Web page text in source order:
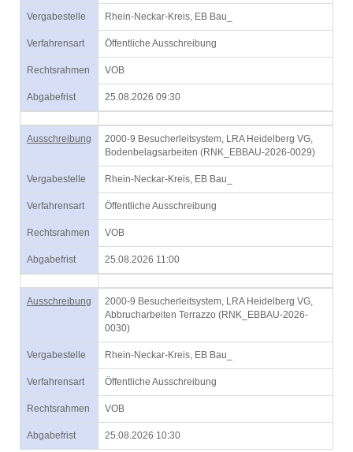
Vergabestelle Rhein-Neckar-Kreis, EB Bau_
Verfahrensart Öffentliche Ausschreibung
Rechtsrahmen VOB
Abgabefrist 25.08.2026 09:30
Ausschreibung
2000-9 Besucherleitsystem, LRA Heidelberg VG,
Bodenbelagsarbeiten (RNK_EBBAU-2026-0029)
Vergabestelle Rhein-Neckar-Kreis, EB Bau_
Verfahrensart Öffentliche Ausschreibung
Rechtsrahmen VOB
Abgabefrist 25.08.2026 11:00
Ausschreibung
2000-9 Besucherleitsystem, LRA Heidelberg VG,
Abbrucharbeiten Terrazzo (RNK_EBBAU-2026-
0030)
Vergabestelle Rhein-Neckar-Kreis, EB Bau_
Verfahrensart Öffentliche Ausschreibung
Rechtsrahmen VOB
Abgabefrist 25.08.2026 10:30